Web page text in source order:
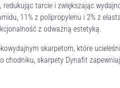
redukując tarcie i zwiększając
11% z polipropylenu i 2% z
z odważną estetyką.
skarpetom, które
chodniku, skarpety Dynafit